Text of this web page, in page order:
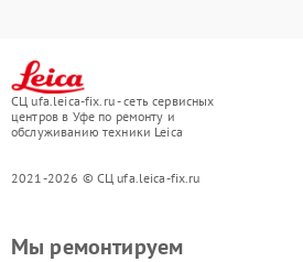
СЦ ufa.leica-fix.ru - сеть сервисных
центров в Уфе по ремонту и
обслуживанию техники Leica
2021-2026 © СЦ ufa.leica-fix.ru
Мы ремонтируем